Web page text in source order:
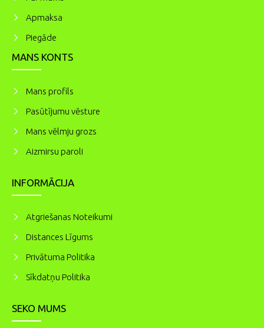
Apmaksa
Piegāde
MANS KONTS
Mans profils
Pasūtījumu vēsture
Mans vēlmju grozs
Aizmirsu paroli
INFORMĀCIJA
Atgriešanas Noteikumi
Distances Līgums
Privātuma Politika
Sīkdatņu Politika
SEKO MUMS